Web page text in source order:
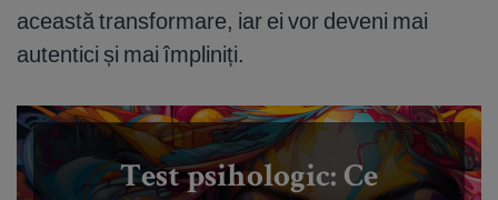
această transformare, iar ei vor deveni mai
autentici și mai împliniți.